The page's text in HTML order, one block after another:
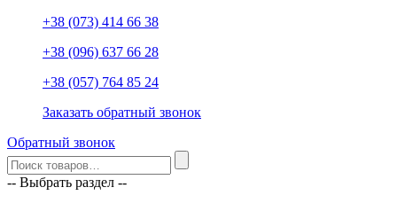
+38 (073) 414 66 38
+38 (096) 637 66 28
+38 (057) 764 85 24
Заказать обратный звонок
Обратный звонок
-- Выбрать раздел --